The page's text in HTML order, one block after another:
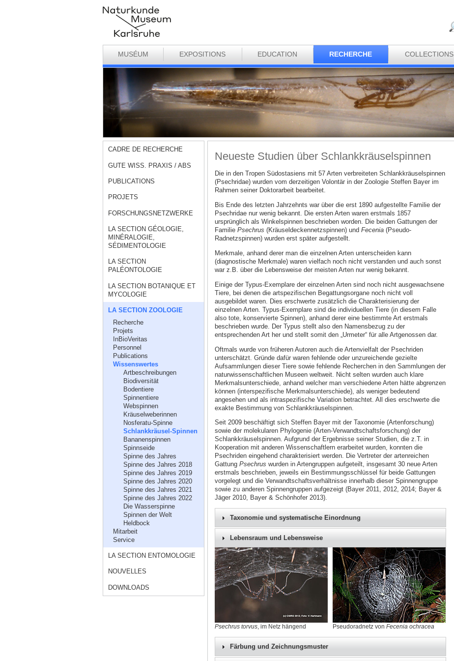
MUSÉUM EXPOSITIONS EDUCATION RECHERCHE COLLECTIONS
CADRE DE RECHERCHE
GUTE WISS. PRAXIS / ABS
PUBLICATIONS
PROJETS
FORSCHUNGSNETZWERKE
LA SECTION GÉOLOGIE,
MINÉRALOGIE,
SÉDIMENTOLOGIE
LA SECTION
PALÉONTOLOGIE
LA SECTION BOTANIQUE ET
MYCOLOGIE
LA SECTION ZOOLOGIE
Recherche
Projets
InBioVeritas
Personnel
Publications
Wissenswertes
Artbeschreibungen
Biodiversität
Bodentiere
Spinnentiere
Webspinnen
Kräuselweberinnen
Nosferatu-Spinne
Schlankkräusel-Spinnen
Bananenspinnen
Spinnseide
Spinne des Jahres
Spinne des Jahres 2018
Spinne des Jahres 2019
Spinne des Jahres 2020
Spinne des Jahres 2021
Spinne des Jahres 2022
Die Wasserspinne
Spinnen der Welt
Heldbock
Mitarbeit
Service
LA SECTION ENTOMOLOGIE
NOUVELLES
DOWNLOADS
Neueste Studien über Schlankkräuselspinnen
Die in den Tropen Südostasiens mit 57 Arten verbreiteten Schlankkräuselspinnen
(Psechridae) wurden vom derzeitigen Volontär in der Zoologie Steffen Bayer im
Rahmen seiner Doktorarbeit bearbeitet.
Bis Ende des letzten Jahrzehnts war über die erst 1890 aufgestellte Familie der
Psechridae nur wenig bekannt. Die ersten Arten waren erstmals 1857
ursprünglich als Winkelspinnen beschrieben worden. Die beiden Gattungen der
Familie Psechrus (Kräuseldeckennetzspinnen) und Fecenia(Pseudo-
Radnetzspinnen) wurden erst später aufgestellt.
Merkmale, anhand derer man die einzelnen Arten unterscheiden kann
(diagnostische Merkmale) waren vielfach noch nicht verstanden und auch sonst
war z.B. über die Lebensweise der meisten Arten nur wenig bekannt.
Einige der Typus-Exemplare der einzelnen Arten sind noch nicht ausgewachsene
Tiere, bei denen die artspezifischen Begattungsorgane noch nicht voll
ausgebildet waren. Dies erschwerte zusätzlich die Charakterisierung der
einzelnen Arten. Typus-Exemplare sind die individuellen Tiere (in diesem Falle
also tote, konservierte Spinnen), anhand derer eine bestimmte Art erstmals
beschrieben wurde. Der Typus stellt also den Namensbezug zu der
entsprechenden Art her und stellt somit den „Urmeter“ für alle Artgenossen dar.
Oftmals wurde von früheren Autoren auch die Artenvielfalt der Psechriden
unterschätzt. Gründe dafür waren fehlende oder unzureichende gezielte
Aufsammlungen dieser Tiere sowie fehlende Recherchen in den Sammlungen der
naturwissenschaftlichen Museen weltweit. Nicht selten wurden auch klare
Merkmalsunterschiede, anhand welcher man verschiedene Arten hätte abgrenzen
können (interspezifische Merkmalsunterschiede), als weniger bedeutend
angesehen und als intraspezifische Variation betrachtet. All dies erschwerte die
exakte Bestimmung von Schlankkräuselspinnen.
Seit 2009 beschäftigt sich Steffen Bayer mit der Taxonomie (Artenforschung)
sowie der molekularen Phylogenie (Arten-Verwandtschaftsforschung) der
Schlankkräuselspinnen. Aufgrund der Ergebnisse seiner Studien, die z.T. in
Kooperation mit anderen Wissenschaftlern erarbeitet wurden, konnten die
Psechriden eingehend charakterisiert werden. Die Vertreter der artenreichen
Gattung Psechrus wurden in Artengruppen aufgeteilt, insgesamt 30 neue Arten
erstmals beschrieben, jeweils ein Bestimmungsschlüssel für beide Gattungen
vorgelegt und die Verwandtschaftsverhältnisse innerhalb dieser Spinnengruppe
sowie zu anderen Spinnengruppen aufgezeigt (Bayer 2011, 2012, 2014; Bayer &
Jäger 2010, Bayer & Schönhofer 2013).
Taxonomie und systematische Einordnung
Lebensraum und Lebensweise
Psechrus torvus , im Netz hängend Pseudoradnetz vonFecenia ochracea
Färbung und Zeichnungsmuster